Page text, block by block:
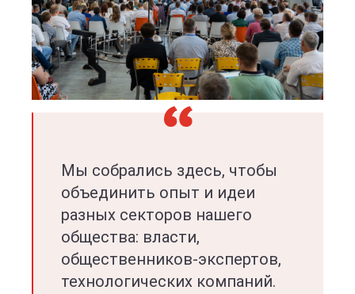
Мы собрались здесь, чтобы
объединить опыт и идеи
разных секторов нашего
общества: власти,
общественников-экспертов,
технологических компаний.